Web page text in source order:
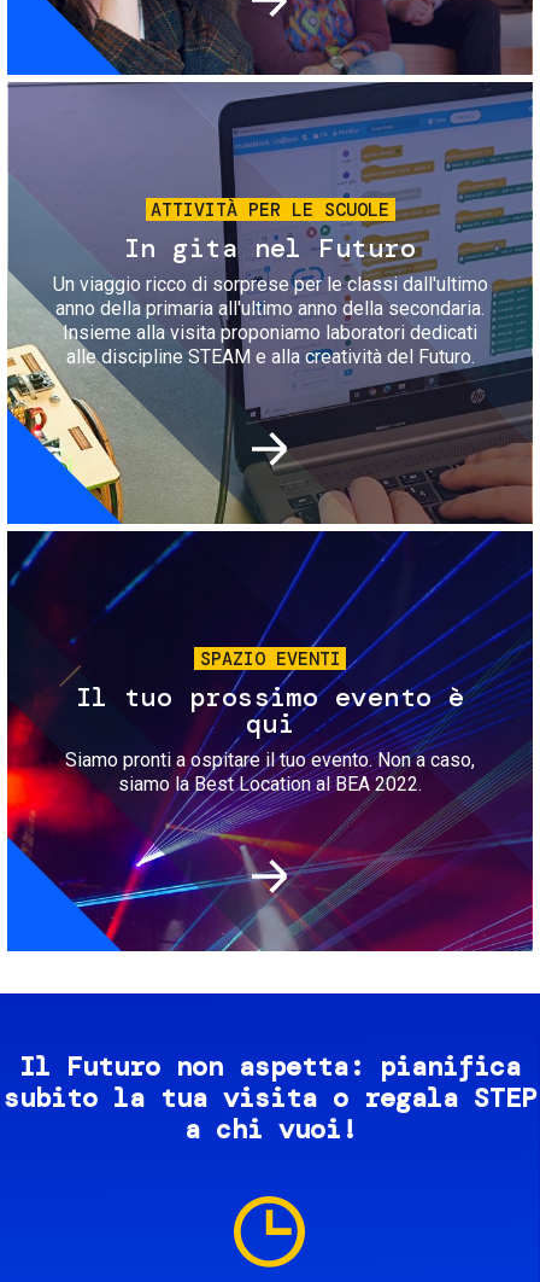
Immagine
ATTIVITÀ PER LE SCUOLE
In gita nel Futuro
Un viaggio ricco di sorprese per le classi dall'ultimo
anno della primaria all'ultimo anno della secondaria.
Insieme alla visita proponiamo laboratori dedicati
alle discipline STEAM e alla creatività del Futuro.
Immagine
SPAZIO EVENTI
Il tuo prossimo evento è
qui
Siamo pronti a ospitare il tuo evento. Non a caso,
siamo la Best Location al BEA 2022.
Il Futuro non aspetta: pianifica
subito la tua visita o regala STEP
a chi vuoi!